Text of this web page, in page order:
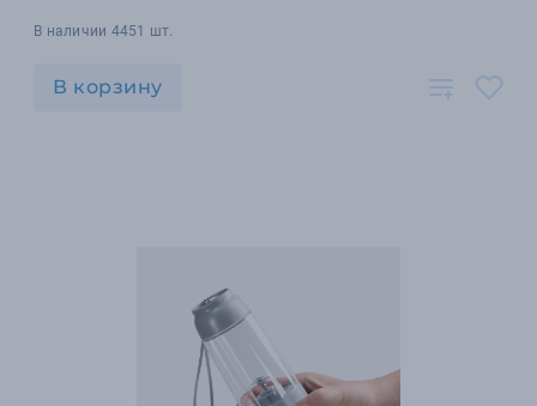
В наличии 4451 шт.
В корзину